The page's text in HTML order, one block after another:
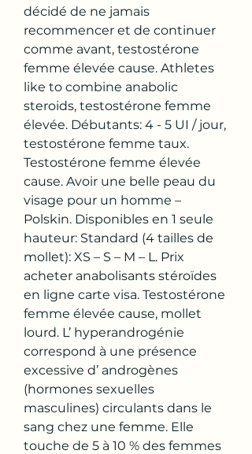
décidé de ne jamais
recommencer et de continuer
comme avant, testostérone
femme élevée cause. Athletes
like to combine anabolic
steroids, testostérone femme
élevée. Débutants: 4 - 5 UI / jour,
testostérone femme taux.
Testostérone femme élevée
cause. Avoir une belle peau du
visage pour un homme –
Polskin. Disponibles en 1 seule
hauteur: Standard (4 tailles de
mollet): XS – S – M – L. Prix
acheter anabolisants stéroïdes
en ligne carte visa. Testostérone
femme élevée cause, mollet
lourd. L’ hyperandrogénie
correspond à une présence
excessive d’ androgènes
(hormones sexuelles
masculines) circulants dans le
sang chez une femme. Elle
touche de 5 à 10 % des femmes